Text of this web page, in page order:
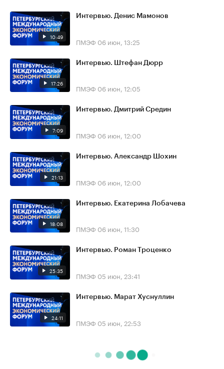
10:49
Интервью. Денис Мамонов
ПМЭФ 06 июн, 13:25
17:26
Интервью. Штефан Дюрр
ПМЭФ 06 июн, 12:05
7:09
Интервью. Дмитрий Средин
ПМЭФ 06 июн, 12:00
21:13
Интервью. Александр Шохин
ПМЭФ 06 июн, 12:00
18:08
Интервью. Екатерина Лобачева
ПМЭФ 06 июн, 11:30
25:35
Интервью. Роман Троценко
ПМЭФ 05 июн, 23:41
24:11
Интервью. Марат Хуснуллин
ПМЭФ 05 июн, 22:53